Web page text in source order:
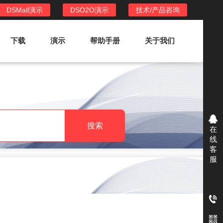
技术/产品咨询
DSO2O演示
DSMall演示
功能列表
提供新零售线上化经营管理工具，基于
LBS定位，只为让更多客户、多次到店
费
下载 演示 帮助手册 关于我们
搜索
在
线
客
服